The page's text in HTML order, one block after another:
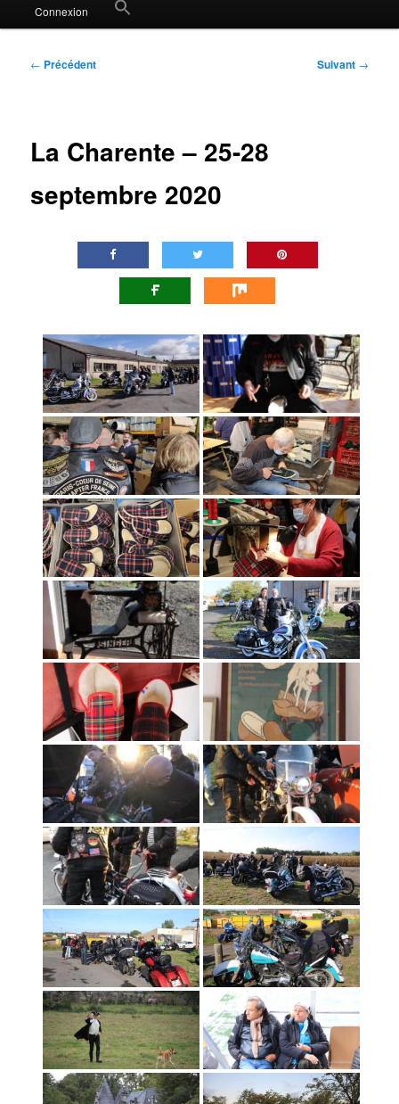
Connexion Search
Search Button
Navigation
← Précédent Suivant →
La Charente – 25-28
septembre 2020